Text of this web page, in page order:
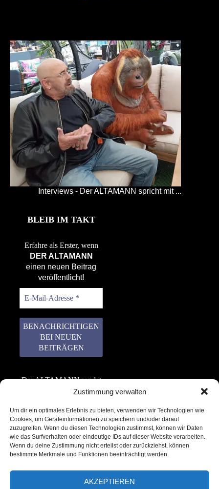
Zustimmung verwalten
Um dir ein optimales Erlebnis zu bieten, verwenden wir Technologien wie
Cookies, um Geräteinformationen zu speichern und/oder darauf
zuzugreifen. Wenn du diesen Technologien zustimmst, können wir Daten
wie das Surfverhalten oder eindeutige IDs auf dieser Website verarbeiten.
Wenn du deine Zustimmung nicht erteilst oder zurückziehst, können
bestimmte Merkmale und Funktionen beeinträchtigt werden.
AKZEPTIEREN
Interviews - Der ALTAMANN spricht mit ...
BLEIB IM TAKT
Erfahre als Erster, wenn
DER ALTAMANN
einen neuen Beitrag
veröffentlicht!
Der ALTAMANN sendet
keinen Spam! Er gibt
weiter. Erfahre mehr in
unserer
Datenschutzerklärung.